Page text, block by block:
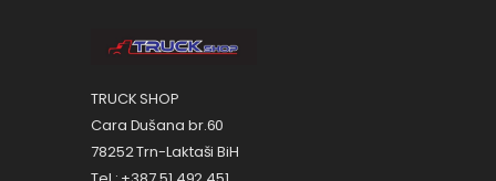
TRUCK SHOP
Cara Dušana br.60
78252 Trn-Laktaši BiH